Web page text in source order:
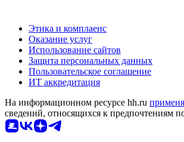
Этика и комплаенс
Оказание услуг
Использование сайтов
Защита персональных данных
Пользовательское соглашение
ИТ аккредитация
На информационном ресурсе hh.ru
сведений, относящихся к предпочтениям